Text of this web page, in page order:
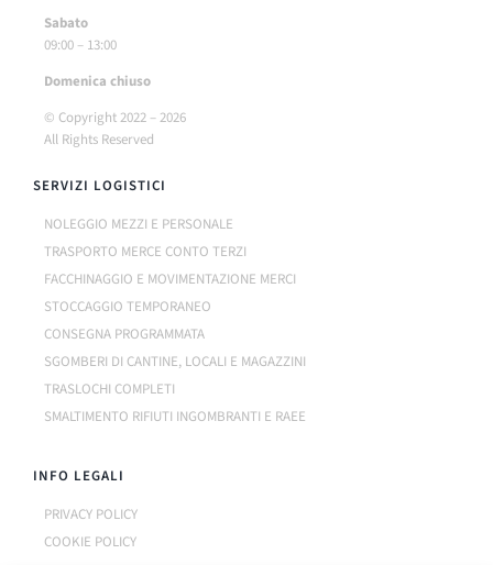
Sabato
09:00 – 13:00
Domenica chiuso
© Copyright 2022 –2026
All Rights Reserved
SERVIZI LOGISTICI
NOLEGGIO MEZZI E PERSONALE
TRASPORTO MERCE CONTO TERZI
FACCHINAGGIO E MOVIMENTAZIONE MERCI
STOCCAGGIO TEMPORANEO
CONSEGNA PROGRAMMATA
SGOMBERI DI CANTINE, LOCALI E MAGAZZINI
TRASLOCHI COMPLETI
SMALTIMENTO RIFIUTI INGOMBRANTI E RAEE
INFO LEGALI
PRIVACY POLICY
COOKIE POLICY